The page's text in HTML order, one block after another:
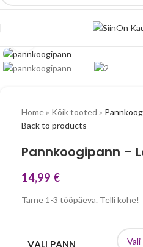
Home» Kõik tooted »
Back to products
Pannkoogipann –
14,99 €
Tarne 1-3 tööpäeva. Telli kohe!